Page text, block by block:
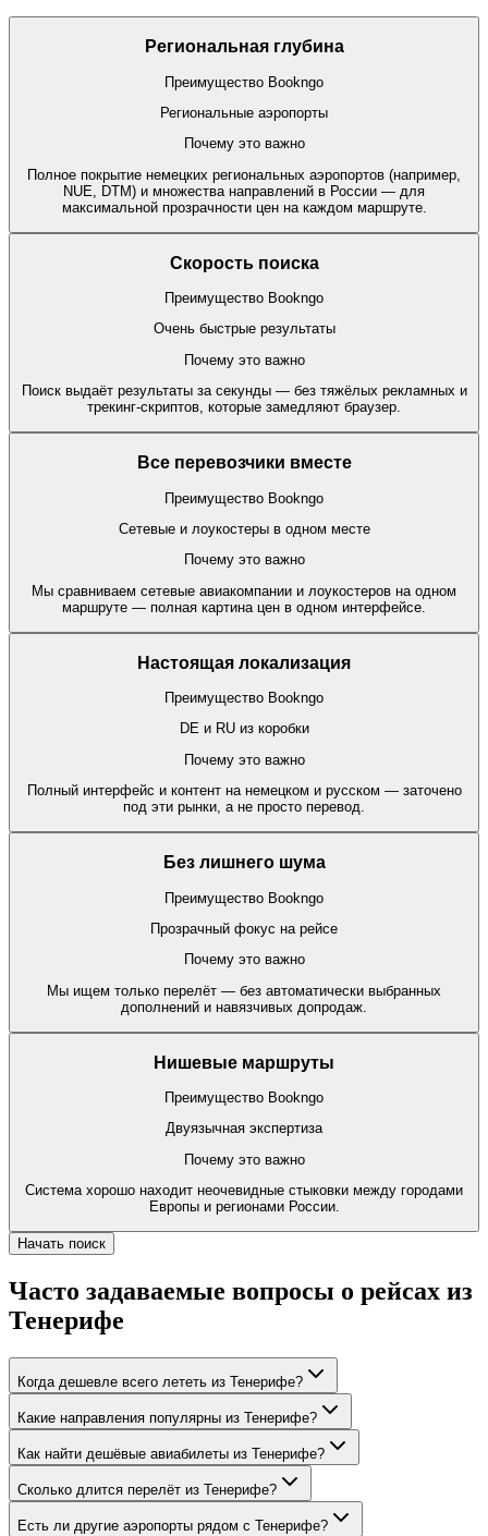
Региональная глубина
Преимущество Bookngo
Региональные аэропорты
Почему это важно
Полное покрытие немецких региональных аэропортов (например,
NUE, DTM) и множества направлений в России — для
максимальной прозрачности цен на каждом маршруте.
Скорость поиска
Преимущество Bookngo
Очень быстрые результаты
Почему это важно
Поиск выдаёт результаты за секунды — без тяжёлых рекламных и
трекинг-скриптов, которые замедляют браузер.
Все перевозчики вместе
Преимущество Bookngo
Сетевые и лоукостеры в одном месте
Почему это важно
Мы сравниваем сетевые авиакомпании и лоукостеров на одном
маршруте — полная картина цен в одном интерфейсе.
Настоящая локализация
Преимущество Bookngo
DE и RU из коробки
Почему это важно
Полный интерфейс и контент на немецком и русском — заточено
под эти рынки, а не просто перевод.
Без лишнего шума
Преимущество Bookngo
Прозрачный фокус на рейсе
Почему это важно
Мы ищем только перелёт — без автоматически выбранных
дополнений и навязчивых допродаж.
Нишевые маршруты
Преимущество Bookngo
Двуязычная экспертиза
Почему это важно
Система хорошо находит неочевидные стыковки между городами
Европы и регионами России.
Начать поиск
Часто задаваемые вопросы о рейсах из
Тенерифе
Когда дешевле всего лететь из Тенерифе?
Какие направления популярны из Тенерифе?
Как найти дешёвые авиабилеты из Тенерифе?
Сколько длится перелёт из Тенерифе?
Есть ли другие аэропорты рядом с Тенерифе?